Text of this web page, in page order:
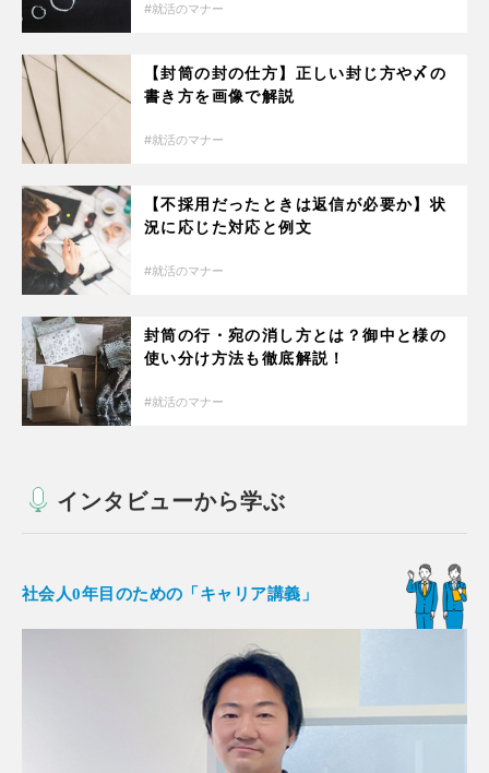
就活のマナー
【封筒の封の仕方】正しい封じ方や〆の
書き方を画像で解説
就活のマナー
【不採用だったときは返信が必要か】状
況に応じた対応と例文
就活のマナー
封筒の行・宛の消し方とは？御中と様の
使い分け方法も徹底解説！
就活のマナー
インタビューから学ぶ
社会人0年目のための「キャリア講義」